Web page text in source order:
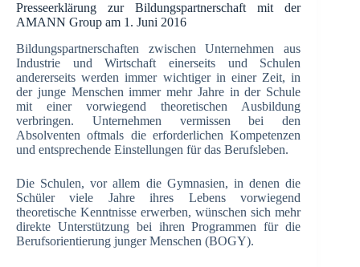
Presseerklärung zur Bildungspartnerschaft mit der
AMANN Group am 1. Juni 2016
Bildungspartnerschaften zwischen Unternehmen aus
Industrie und Wirtschaft einerseits und Schulen
andererseits werden immer wichtiger in einer Zeit, in
der junge Menschen immer mehr Jahre in der Schule
mit einer vorwiegend theoretischen Ausbildung
verbringen. Unternehmen vermissen bei den
Absolventen oftmals die erforderlichen Kompetenzen
und entsprechende Einstellungen für das Berufsleben.
Die Schulen, vor allem die Gymnasien, in denen die
Schüler viele Jahre ihres Lebens vorwiegend
theoretische Kenntnisse erwerben, wünschen sich mehr
direkte Unterstützung bei ihren Programmen für die
Berufsorientierung junger Menschen (BOGY).